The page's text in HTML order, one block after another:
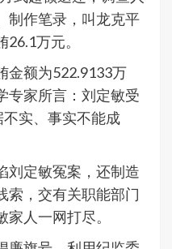
制作笔录，叫龙克平
万元。
金额为522.9133万
专家所言：刘定敏受
实、事实不能成
刘定敏冤案，还制造
索，交有关职能部门
人一网打尽。